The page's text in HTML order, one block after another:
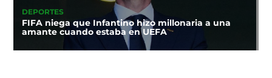
DEPORTES
FIFA niega que Infantino hizo millonaria a una
amante cuando estaba en UEFA